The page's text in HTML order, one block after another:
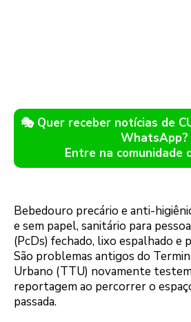
🎭 Quer receber notícias de
WhatsApp?
Entre na comunidade
Bebedouro precário e anti-
e sem papel, sanitário para
(PcDs) fechado, lixo espalhado e
São problemas antigos do
Urbano (TTU) novamente
reportagem ao percorrer o
passada.